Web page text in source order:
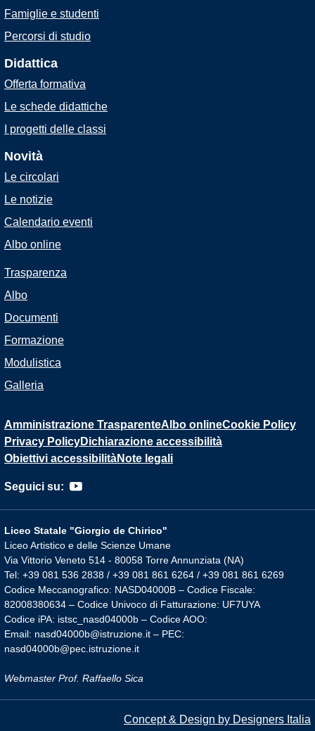
Famiglie e studenti
Percorsi di studio
Didattica
Offerta formativa
Le schede didattiche
I progetti delle classi
Novità
Le circolari
Le notizie
Calendario eventi
Albo online
Trasparenza
Albo
Documenti
Formazione
Modulistica
Galleria
Amministrazione TrasparenteAlbo onlineCookie Policy
Privacy PolicyDichiarazione accessibilità
Obiettivi accessibilitàNote legali
Seguici su:
Liceo Statale "Giorgio de Chirico"
Liceo Artistico e delle Scienze Umane
Via Vittorio Veneto 514 - 80058 Torre Annunziata (NA)
Tel: +39 081 536 2838 / +39 081 861 6264 / +39 081 861 6269
Codice Meccanografico: NASD04000B – Codice Fiscale:
82008380634 – Codice Univoco di Fatturazione: UF7UYA
Codice iPA: istsc_nasd04000b – Codice AOO:
Email: nasd04000b@istruzione.it – PEC:
nasd04000b@pec.istruzione.it
Webmaster Prof. Raffaello Sica
Concept & Design by Designers Italia